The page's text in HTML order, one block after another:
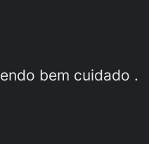
bem cuidado .